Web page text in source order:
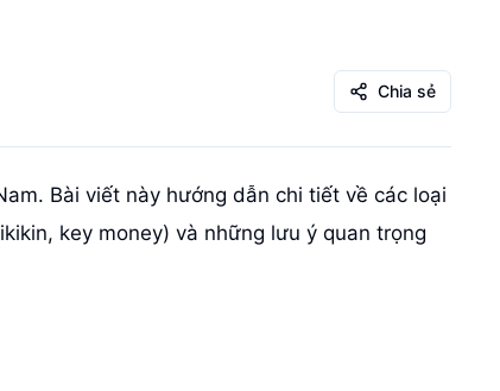
Chia sẻ
Bài viết này hướng dẫn chi tiết về các loại
key money) và những lưu ý quan trọng